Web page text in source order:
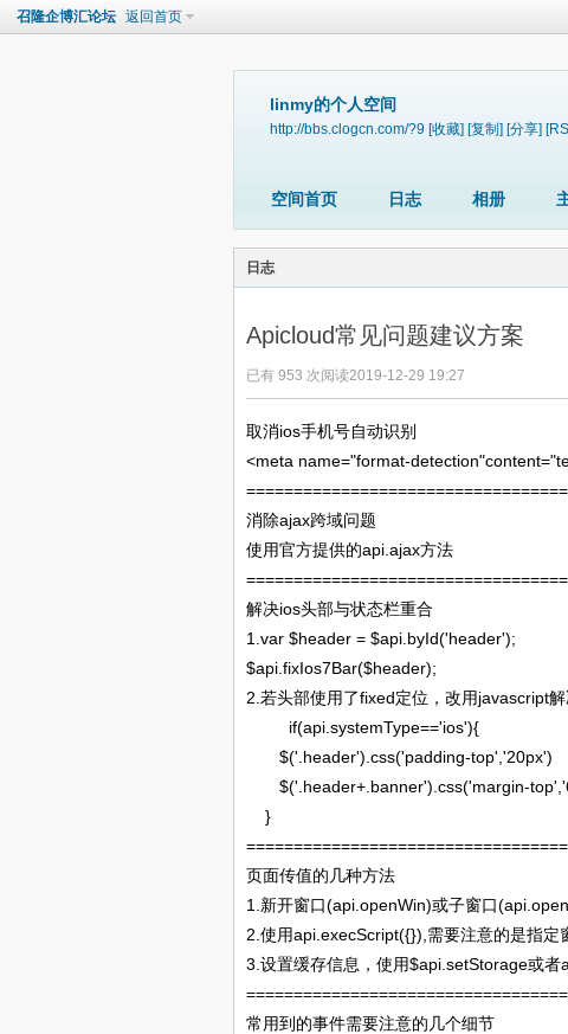
召隆企博汇论坛 返回首页
linmy的个人空间
http://bbs.clogcn.com/?9 [收藏] [复制] [分享]
空间首页 日志 相册
日志
Apicloud常见问题建议方案
已有 953 次阅读2019-12-29 19:27
取消ios手机号自动识别
<meta name="format-
消除ajax跨域问题
使用官方提供的api.ajax方法
解决ios头部与状态栏重合
1.var $header = $api.byId('header');
$api.fixIos7Bar($header);
2. 若头部使用了fixed定位，改用 javascript
if(api.systemType=='ios'){
$('.header').css('padding-top','20px')
$('.header+.banner').css('margin-
}
页面传值的几种方法
1. 新开窗口 (api.openWin)或子窗口
2. 使用api.execScript({}), 需要注意的是指定
3. 设置缓存信息，使用$api.setStorage或者
常用到的事件需要注意的几个细节